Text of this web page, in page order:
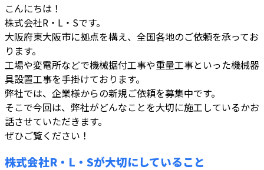
こんにちは！
株式会社R・L・Sです。
大阪府東大阪市に拠点を構え、全国各地のご依頼を承ってお
ります。
工場や変電所などで機械据付工事や重量工事といった機械器
具設置工事を手掛けております。
弊社では、企業様からの新規ご依頼を募集中です。
そこで今回は、弊社がどんなことを大切に施工しているかお
話させていただきます。
ぜひご覧ください！
株式会社R・L・Sが大切にしていること